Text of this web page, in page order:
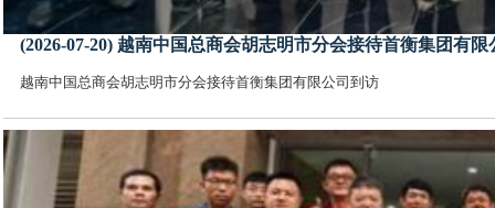
(2026-07-20) 越南中国总商会胡志明市分会接待首衡集团有限
越南中国总商会胡志明市分会接待首衡集团有限公司到访